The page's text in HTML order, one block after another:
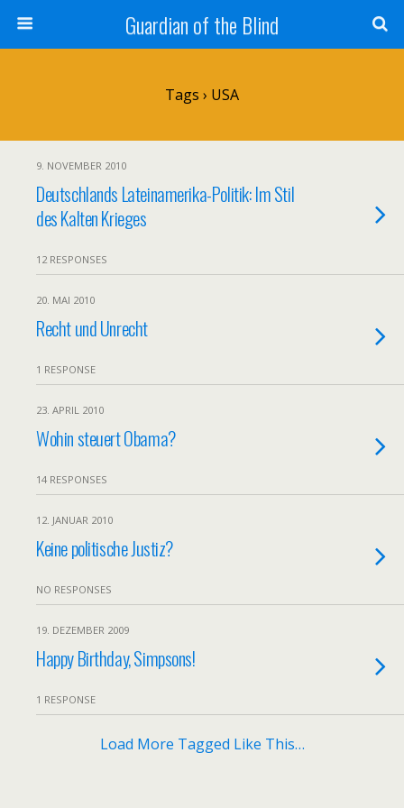
Guardian of the Blind
Tags › USA
9. NOVEMBER 2010
Deutschlands Lateinamerika-Politik: Im Stil
des Kalten Krieges
12 RESPONSES
20. MAI 2010
Recht und Unrecht
1 RESPONSE
23. APRIL 2010
Wohin steuert Obama?
14 RESPONSES
12. JANUAR 2010
Keine politische Justiz?
NO RESPONSES
19. DEZEMBER 2009
Happy Birthday, Simpsons!
1 RESPONSE
Load More Tagged Like This…